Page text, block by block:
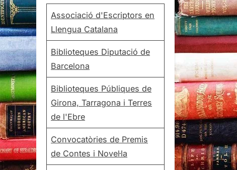
Associació d'Escriptors en
Llengua Catalana
Biblioteques Diputació de
Barcelona
Biblioteques Públiques de
Girona, Tarragona i Terres
de l'Ebre
Convocatòries de Premis
de Contes i Novel·la